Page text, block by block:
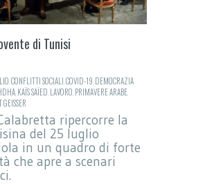
di Tunisi
CONFLITTI SOCIALI COVID-19 DEMOCRAZIA
KAÏS SAÏED LAVORO PRIMAVERE ARABE
GEISSER
ripercorre la
del 25 luglio
in un quadro di forte
che apre a scenari